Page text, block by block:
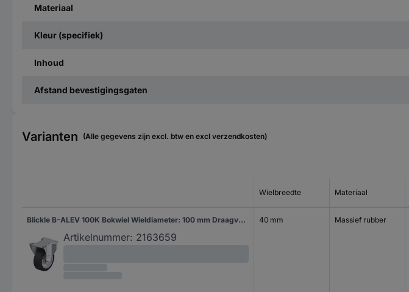
Materiaal
Kleur (specifiek)
Inhoud
Afstand bevestigingsgaten
Varianten (Alle gegevens zijn excl. btw en excl verzendkosten)
Wielbreedte Materiaal
Blickle B-ALEV 100K Bokwiel Wieldiameter: 100 mm Draagvermogen (max.): 200 kg 1 stuk(s)
Artikelnummer: 2163659
40 mm Massief rubber